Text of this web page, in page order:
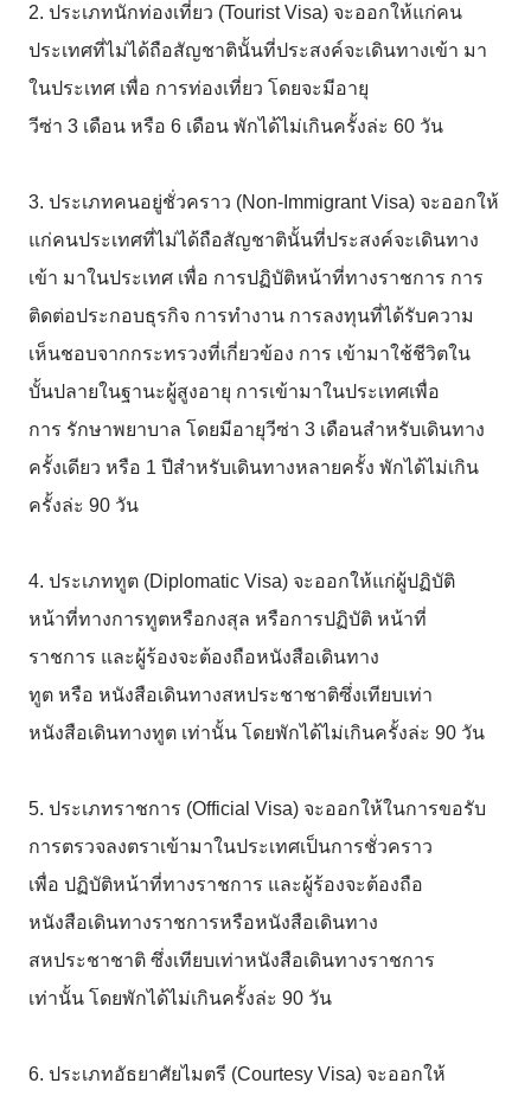
2. ประเภทนักท่องเที่ยว (Tourist Visa) จะออกให้แก่คน
ประเทศที่ไม่ได้ถือสัญชาตินั้นที่ประสงค์จะเดินทางเข้า มา
ในประเทศ เพื่อ การท่องเที่ยว โดยจะมีอายุ
วีซ่า 3 เดือน หรือ 6 เดือน พักได้ไม่เกินครั้งล่ะ 60 วัน
3. ประเภทคนอยู่ชั่วคราว (Non-Immigrant Visa) จะออกให้
แก่คนประเทศที่ไม่ได้ถือสัญชาตินั้นที่ประสงค์จะเดินทาง
เข้า มาในประเทศ เพื่อ การปฏิบัติหน้าที่ทางราชการ การ
ติดต่อประกอบธุรกิจ การทำงาน การลงทุนที่ได้รับความ
เห็นชอบจากกระทรวงที่เกี่ยวข้อง การ เข้ามาใช้ชีวิตใน
บั้นปลายในฐานะผู้สูงอายุ การเข้ามาในประเทศเพื่อ
การ รักษาพยาบาล โดยมีอายุวีซ่า 3 เดือนสำหรับเดินทาง
ครั้งเดียว หรือ 1 ปีสำหรับเดินทางหลายครั้ง พักได้ไม่เกิน
ครั้งล่ะ 90 วัน
4. ประเภททูต (Diplomatic Visa) จะออกให้แก่ผู้ปฏิบัติ
หน้าที่ทางการทูตหรือกงสุล หรือการปฏิบัติ หน้าที่
ราชการ และผู้ร้องจะต้องถือหนังสือเดินทาง
ทูต หรือ หนังสือเดินทางสหประชาชาติซึ่งเทียบเท่า
หนังสือเดินทางทูต เท่านั้น โดยพักได้ไม่เกินครั้งล่ะ 90 วัน
5. ประเภทราชการ (Official Visa) จะออกให้ในการขอรับ
การตรวจลงตราเข้ามาในประเทศเป็นการชั่วคราว
เพื่อ ปฏิบัติหน้าที่ทางราชการ และผู้ร้องจะต้องถือ
หนังสือเดินทางราชการหรือหนังสือเดินทาง
สหประชาชาติ ซึ่งเทียบเท่าหนังสือเดินทางราชการ
เท่านั้น โดยพักได้ไม่เกินครั้งล่ะ 90 วัน
6. ประเภทอัธยาศัยไมตรี (Courtesy Visa) จะออกให้